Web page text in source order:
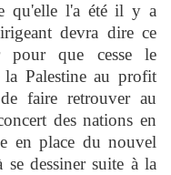
qu'elle l'a été il y a
devra dire ce
pour que cesse le
la Palestine au profit
faire retrouver au
des nations en
en place du nouvel
dessiner suite à la